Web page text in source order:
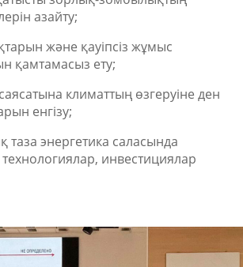
азайту;
және қауіпсіз жұмыс
қамтамасыз ету;
климаттың өзгеруіне ден
енгізу;
таза энергетика саласында
технологиялар, инвестициялар